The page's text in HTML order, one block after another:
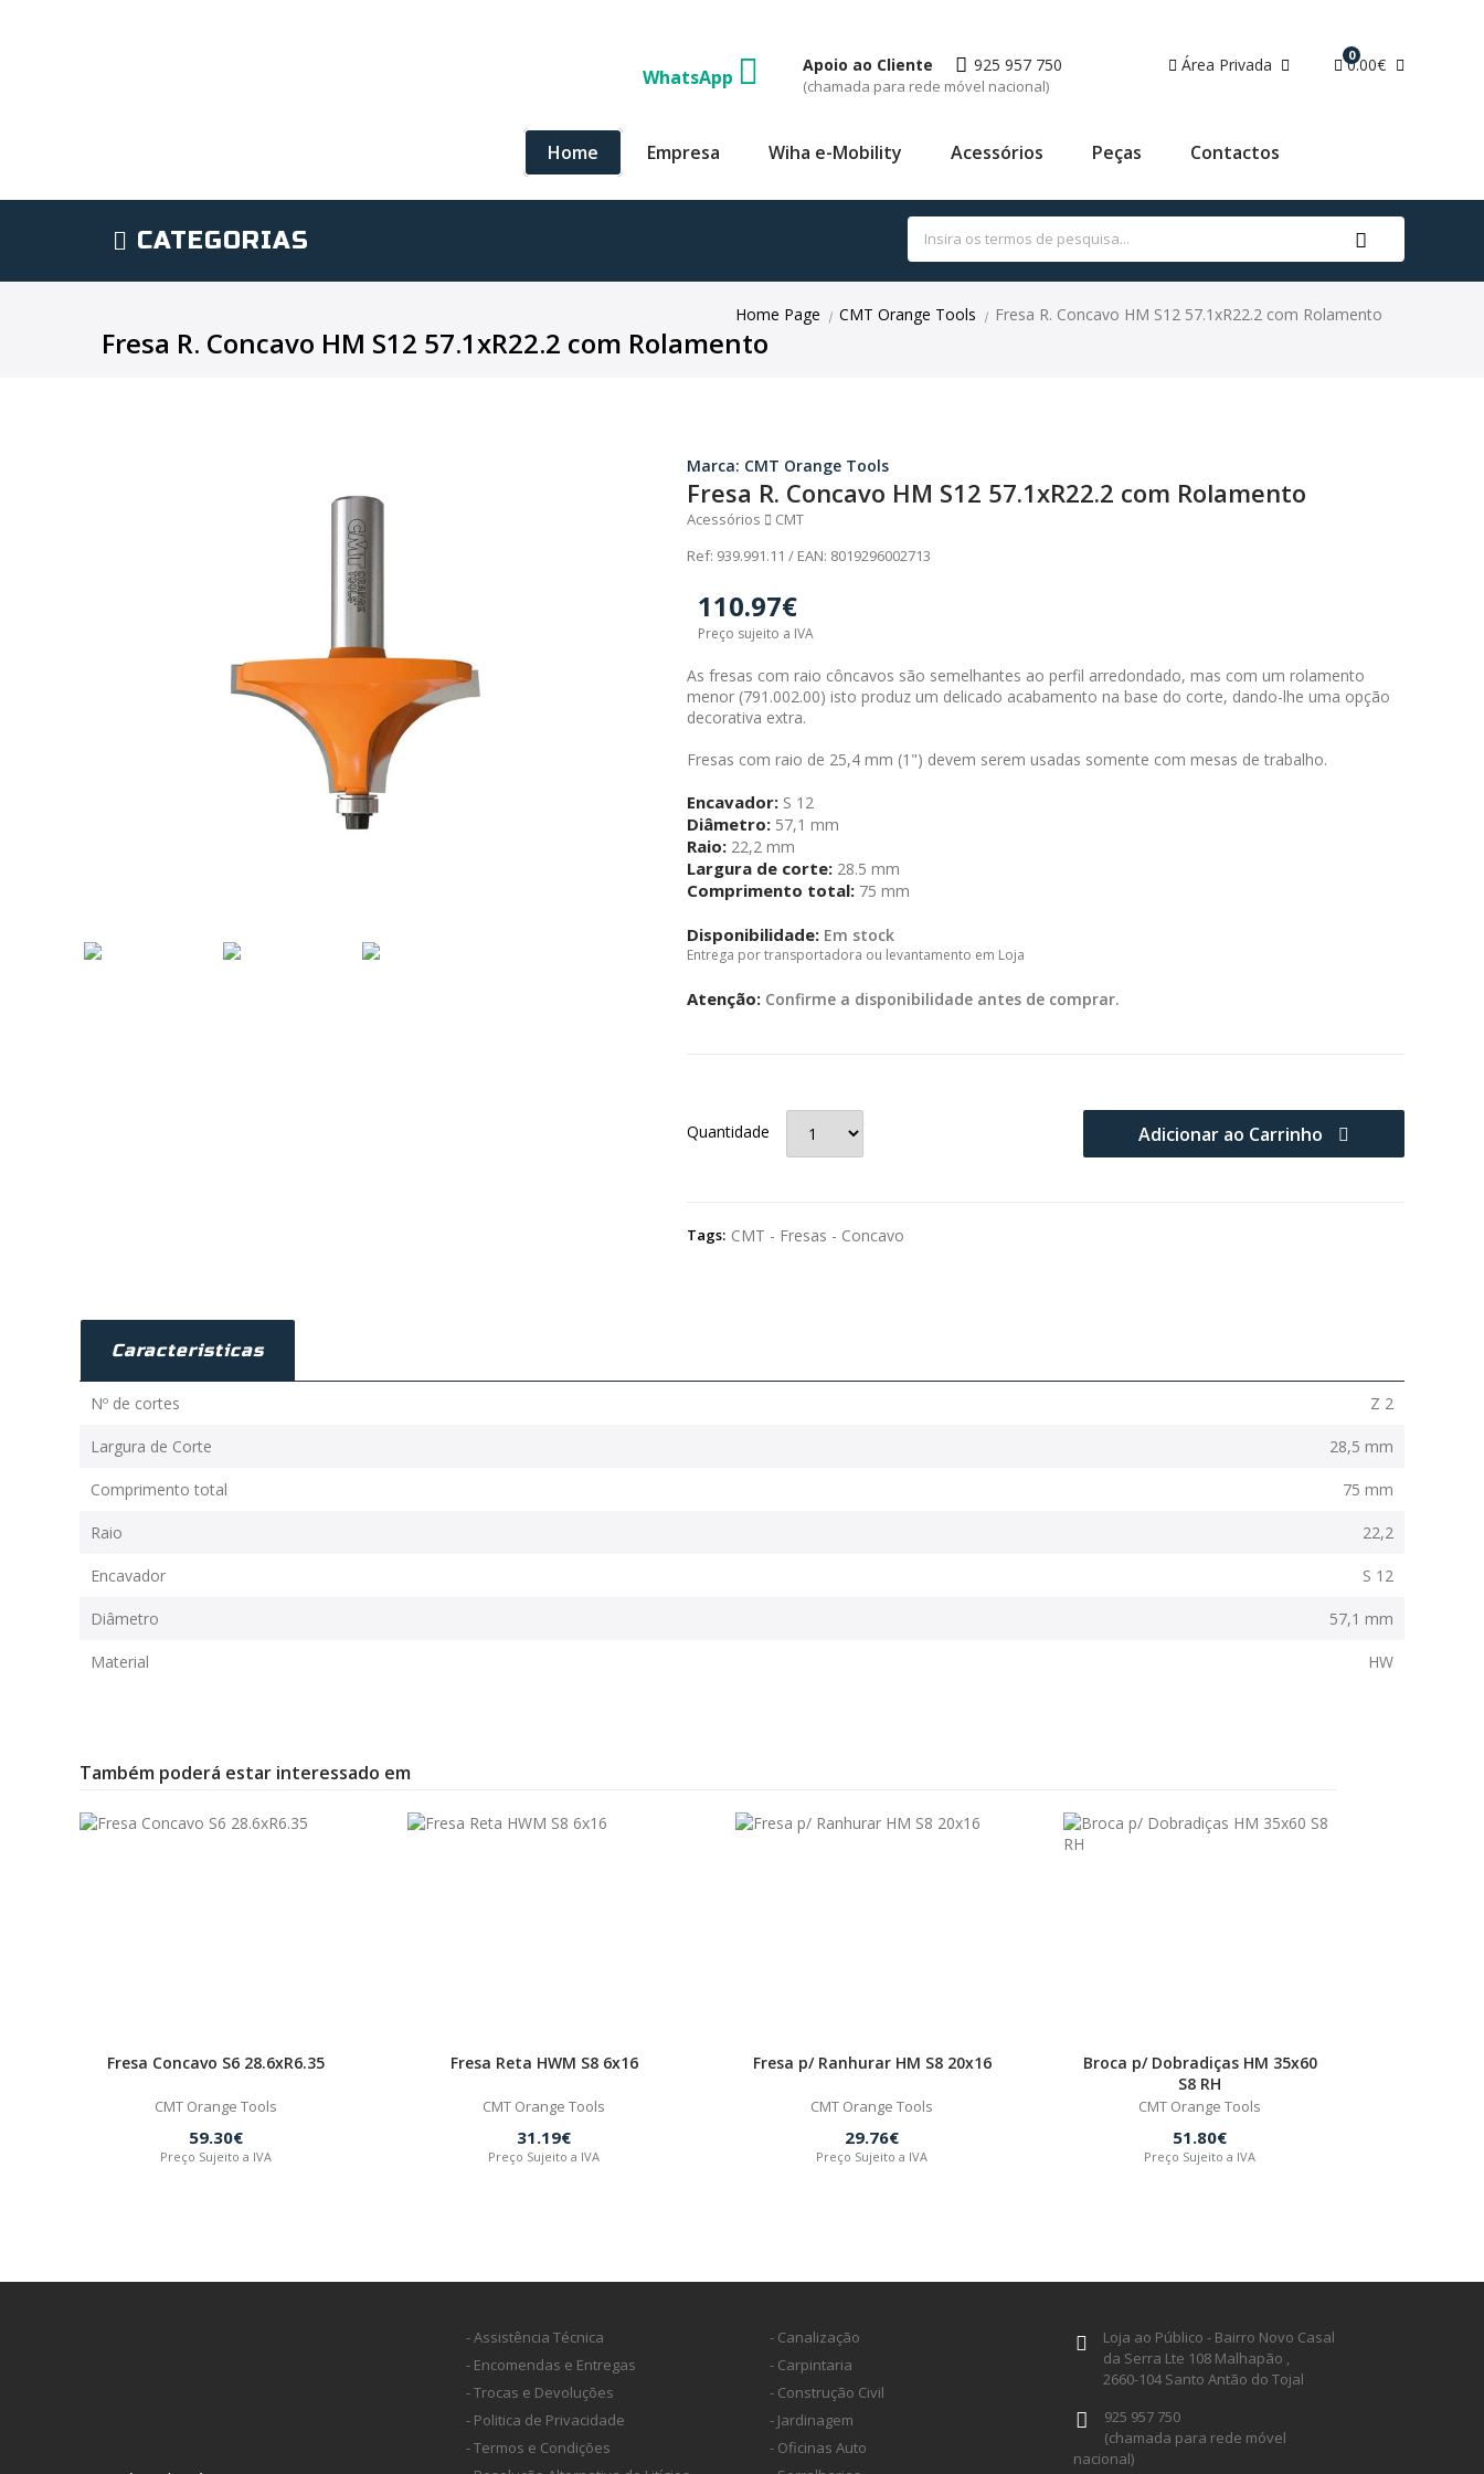
WhatsApp
Apoio ao Cliente 925 957 750
(chamada para rede móvel nacional)
Área Privada 0
0.00€
Home Empresa Wiha e-Mobility Acessórios Peças Contactos
CATEGORIAS
Home Page | CMT Orange Tools | Fresa R. Concavo HM S12 57.1xR22.2 com Rolamento
Fresa R. Concavo HM S12 57.1xR22.2 com Rolamento
Marca: CMT Orange Tools
Fresa R. Concavo HM S12 57.1xR22.2 com Rolamento
Acessórios
CMT
Ref: 939.991.11 / EAN: 8019296002713
110.97€
Preço sujeito a IVA
As fresas com raio côncavos são semelhantes ao perfil arredondado, mas com um rolamento
menor (791.002.00) isto produz um delicado acabamento na base do corte, dando-lhe uma opção
decorativa extra.
Fresas com raio de 25,4 mm (1") devem serem usadas somente com mesas de trabalho.
Encavador: S 12
Diâmetro: 57,1 mm
Raio: 22,2 mm
Largura de corte: 28.5 mm
Comprimento total: 75 mm
Disponibilidade: Em stock
Entrega por transportadora ou levantamento em Loja
Atenção: Confirme a disponibilidade antes de comprar.
Quantidade Adicionar ao Carrinho
Tags: CMT - Fresas - Concavo
Caracteristicas
Nº de cortes Z 2
Largura de Corte 28,5 mm
Comprimento total 75 mm
Raio 22,2
Encavador S 12
Diâmetro 57,1 mm
Material HW
Também poderá estar interessado em
Fresa Concavo S6 28.6xR6.35
CMT Orange Tools
59.30€
Preço Sujeito a IVA
Fresa Reta HWM S8 6x16
CMT Orange Tools
31.19€
Preço Sujeito a IVA
Fresa p/ Ranhurar HM S8 20x16
CMT Orange Tools
29.76€
Preço Sujeito a IVA
Broca p/ Dobradiças HM 35x60
S8 RH
CMT Orange Tools
51.80€
Preço Sujeito a IVA
- Assistência Técnica
- Encomendas e Entregas
- Trocas e Devoluções
- Politica de Privacidade
- Termos e Condições
- Canalização
- Carpintaria
- Construção Civil
- Jardinagem
- Oficinas Auto
Loja ao Público - Bairro Novo Casal
da Serra Lte 108 Malhapão ,
2660-104 Santo Antão do Tojal
925 957 750
(chamada para rede móvel
nacional)